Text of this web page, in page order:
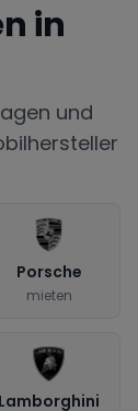
in
und
Porsche
mieten
Lamborghini